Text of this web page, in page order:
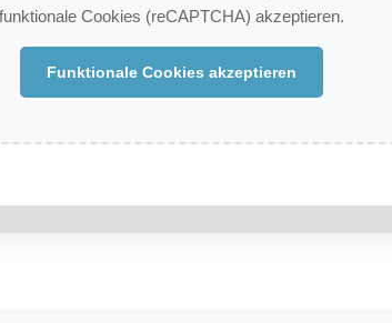
funktionale Cookies (reCAPTCHA) akzeptieren.
Funktionale Cookies akzeptieren